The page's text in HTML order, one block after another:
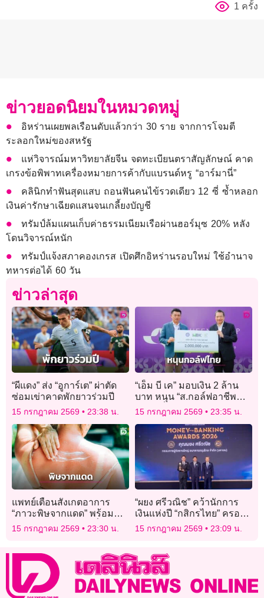
1 ครั้ง
ข่าวยอดนิยมในหมวดหมู่
อิหร่านเผยพลเรือนดับแล้วกว่า 30 ราย จากการโจมตี
ระลอกใหม่ของสหรัฐ
แห่วิจารณ์มหาวิทยาลัยจีน จดทะเบียนตราสัญลักษณ์ คาด
เกรงข้อพิพาทเครื่องหมายการค้ากับแบรนด์หรู “อาร์มานี่”
คลินิกทำฟันสุดแสบ ถอนฟันคนไข้รวดเดียว 12 ซี่ ซ้ำหลอก
เงินค่ารักษาเฉียดแสนจนเกลี้ยงบัญชี
ทรัมป์ล้มแผนเก็บค่าธรรมเนียมเรือผ่านฮอร์มุซ 20% หลัง
โดนวิจารณ์หนัก
ทรัมป์แจ้งสภาคองเกรส เปิดศึกอิหร่านรอบใหม่ ใช้อำนาจ
ทหารต่อได้ 60 วัน
ข่าวล่าสุด
“ผีแดง” ส่ง “อูการ์เต” ผ่าตัด
ซ่อมเข่าคาดพักยาวร่วมปี
15 กรกฎาคม 2569 23:38 น.
“เอ็ม บี เค” มอบเงิน 2 ล้าน
บาท หนุน “ส.กอล์ฟอาชีพ
ไทย” เพื่อร่วมพัฒนาวงการ
กอล์ฟไทย
15 กรกฎาคม 2569 23:35 น.
แพทย์เตือนสังเกตอาการ
“ภาวะพิษจากแดด” พร้อม
แนะวิธีปฐมพยาบาลที่ถูก
15 กรกฎาคม 2569 23:30 น.
“ผยง ศรีวณิช” คว้านักการ
เงินแห่งปี “กสิกรไทย” ครอง
ธนาคารแห่งปี 2026
15 กรกฎาคม 2569 23:09 น.